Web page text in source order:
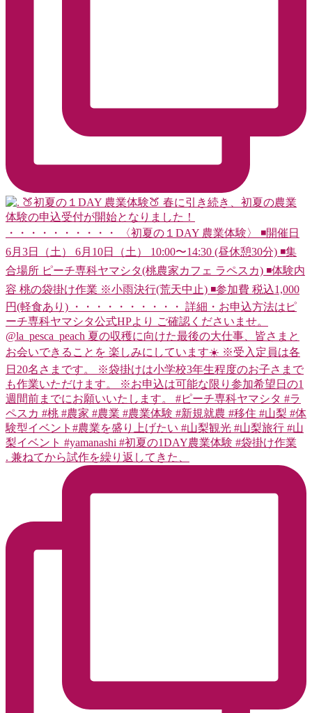
. 兼ねてから試作を繰り返してきた、